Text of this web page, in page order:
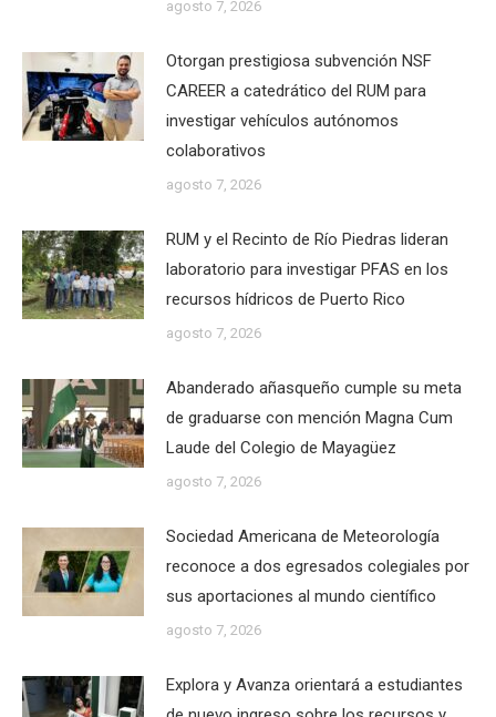
agosto 7, 2026
Otorgan prestigiosa subvención NSF
CAREER a catedrático del RUM para
investigar vehículos autónomos
colaborativos
agosto 7, 2026
RUM y el Recinto de Río Piedras lideran
laboratorio para investigar PFAS en los
recursos hídricos de Puerto Rico
agosto 7, 2026
Abanderado añasqueño cumple su meta
de graduarse con mención Magna Cum
Laude del Colegio de Mayagüez
agosto 7, 2026
Sociedad Americana de Meteorología
reconoce a dos egresados colegiales por
sus aportaciones al mundo científico
agosto 7, 2026
Explora y Avanza orientará a estudiantes